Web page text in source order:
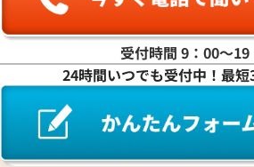
受付時間 9：00〜19
24時間いつでも受付中！最短